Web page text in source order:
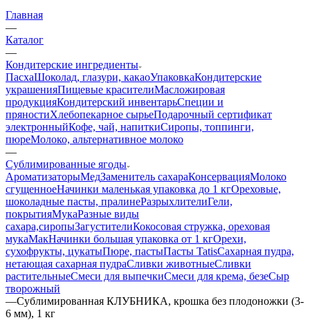
Главная
—
Каталог
—
Кондитерские ингредиенты
ПасхаШоколад, глазури, какаоУпаковкаКондитерские
украшенияПищевые красителиМасложировая
продукцияКондитерский инвентарьСпеции и
пряностиХлебопекарное сырьеПодарочный сертификат
электронныйКофе, чай, напиткиСиропы, топпинги,
пюреМолоко, альтернативное молоко
—
Сублимированные ягоды
АроматизаторыМедЗаменитель сахараКонсервацияМолоко
сгущенноеНачинки маленькая упаковка до 1 кгОреховые,
шоколадные пасты, пралинеРазрыхлителиГели,
покрытияМукаРазные виды
сахара,сиропыЗагустителиКокосовая стружка, ореховая
мукаМакНачинки большая упаковка от 1 кгОрехи,
сухофрукты, цукатыПюре, пастыПасты TatisСахарная пудра,
нетающая сахарная пудраСливки животныеСливки
растительныеСмеси для выпечкиСмеси для крема, безеСыр
творожный
—Сублимированная КЛУБНИКА, крошка без плодоножки (3-
6 мм), 1 кг